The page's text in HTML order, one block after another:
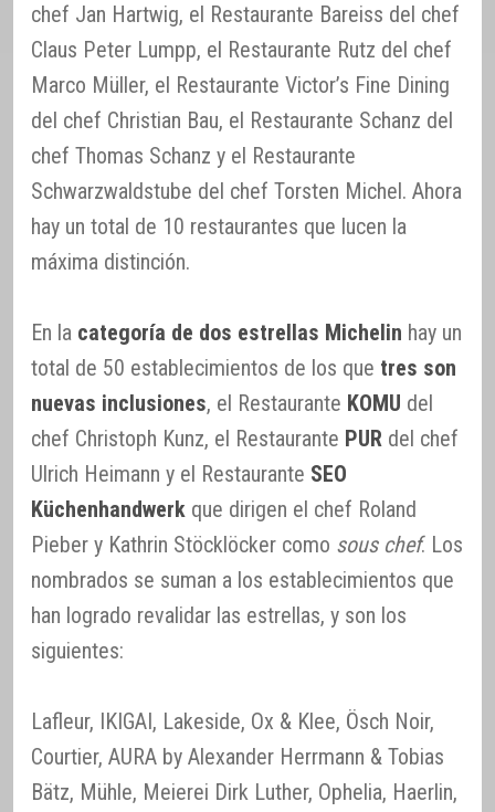
chef Jan Hartwig, el Restaurante Bareiss del chef
Claus Peter Lumpp, el Restaurante Rutz del chef
Marco Müller, el Restaurante Victor’s Fine Dining
del chef Christian Bau, el Restaurante Schanz del
chef Thomas Schanz y el Restaurante
Schwarzwaldstube del chef Torsten Michel. Ahora
hay un total de 10 restaurantes que lucen la
máxima distinción.
En la categoría de dos estrellas Michelin hay un
total de 50 establecimientos de los que tres son
nuevas inclusiones, el Restaurante KOMU del
chef Christoph Kunz, el Restaurante PUR del chef
Ulrich Heimann y el Restaurante SEO
Küchenhandwerk que dirigen el chef Roland
Pieber y Kathrin Stöcklöcker como sous chef. Los
nombrados se suman a los establecimientos que
han logrado revalidar las estrellas, y son los
siguientes:
Lafleur, IKIGAI, Lakeside, Ox & Klee, Ösch Noir,
Courtier, AURA by Alexander Herrmann & Tobias
Bätz, Mühle, Meierei Dirk Luther, Ophelia, Haerlin,